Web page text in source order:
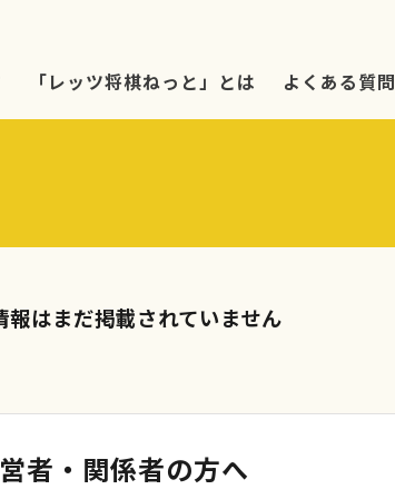
「レッツ将棋ねっと」とは よくある質問
報はまだ掲載されていません
者・関係者の方へ